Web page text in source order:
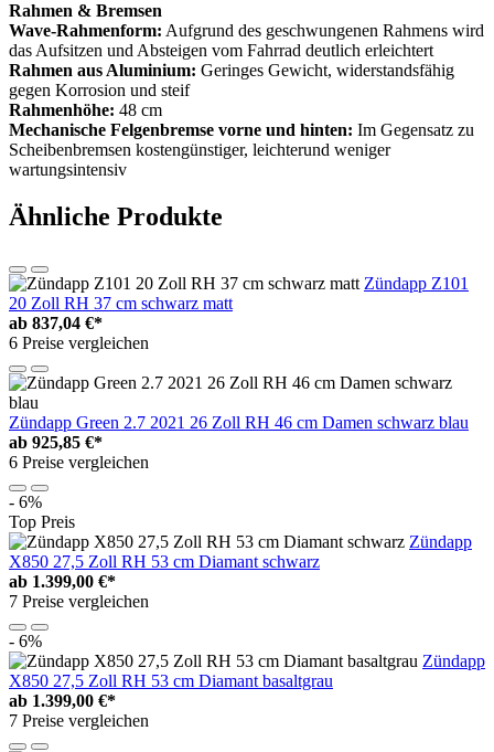
Rahmen & Bremsen
Wave-Rahmenform: Aufgrund des geschwungenen Rahmens wird
das Aufsitzen und Absteigen vom Fahrrad deutlich erleichtert
Rahmen aus Aluminium: Geringes Gewicht, widerstandsfähig
gegen Korrosion und steif
Rahmenhöhe: 48 cm
Mechanische Felgenbremse vorne und hinten: Im Gegensatz zu
Scheibenbremsen kostengünstiger, leichterund weniger
wartungsintensiv
Ähnliche Produkte
Zündapp Z101
20 Zoll RH 37 cm schwarz matt
ab 837,04 €*
6 Preise vergleichen
Zündapp Green 2.7 2021 26 Zoll RH 46 cm Damen schwarz blau
ab 925,85 €*
6 Preise vergleichen
- 6%
Top Preis
Zündapp
X850 27,5 Zoll RH 53 cm Diamant schwarz
ab 1.399,00 €*
7 Preise vergleichen
- 6%
Zündapp
X850 27,5 Zoll RH 53 cm Diamant basaltgrau
ab 1.399,00 €*
7 Preise vergleichen